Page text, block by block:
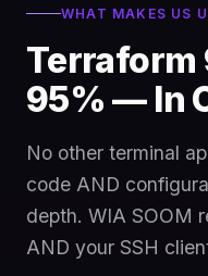
WHAT MAKES US
Terraform
95% — In
No other terminal
code AND
depth. WIA SOOM
AND your SSH